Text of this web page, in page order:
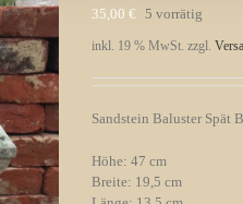
35,00 € 5 vorrätig
inkl. 19 % MwSt. zzgl.
Sandstein Baluster Spät
Höhe: 47 cm
Breite: 19,5 cm